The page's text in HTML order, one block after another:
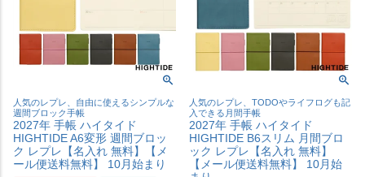
人気のレプレ、自由に使えるシンプルな
週間ブロック手帳
2027年 手帳 ハイタイド
HIGHTIDE A6変形 週間ブロッ
ク レプレ【名入れ 無料】【メ
ール便送料無料】 10月始まり
人気のレプレ、TODOやライフログも記
入できる月間手帳
2027年 手帳 ハイタイド
HIGHTIDE B6スリム 月間ブロ
ック レプレ【名入れ 無料】
【メール便送料無料】 10月始